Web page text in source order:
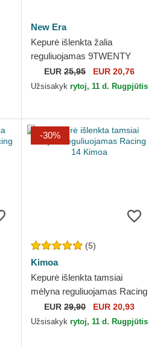
New Era
Kepurė išlenkta žalia
reguliuojamas 9TWENTY
League Essential Midi Los
Angeles Dodgers MLB New
EUR 25,95 EUR 20,76
Užsisakyk rytoj, 11 d. Rugpjūtis
-30%
(5)
Kimoa
Kepurė išlenkta tamsiai
mėlyna reguliuojamas Racing
14 Kimoa
EUR 29,90 EUR 20,93
Užsisakyk rytoj, 11 d. Rugpjūtis